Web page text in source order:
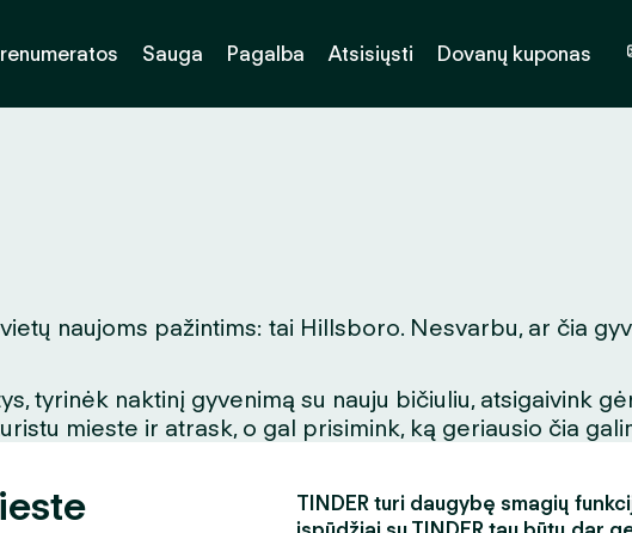
Sauga Pagalba Atsisiųsti Dovanų kuponas
naujoms pažintims: tai Hillsboro. Nesvarbu, ar čia
tyrinėk naktinį gyvenimą su nauju bičiuliu, atsigaivink
mieste ir atrask, o gal prisimink, ką geriausio čia
TINDER turi daugybę smagių